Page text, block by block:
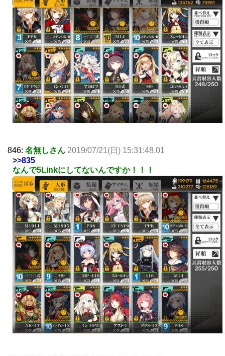
846: 名無しさん 2019/07/21(日) 15:31:48.01
>>835
なんで5Linkにしてないんですか！！！